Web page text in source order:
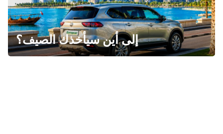
إلى أين سيأخذك الصيف؟